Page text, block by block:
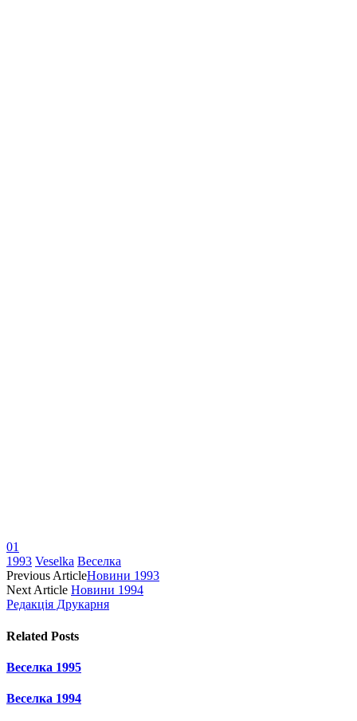
01
1993 Veselka Веселка
Previous ArticleНовини 1993
Next Article Новини 1994
Редакція Друкарня
Related Posts
Веселка 1995
Веселка 1994